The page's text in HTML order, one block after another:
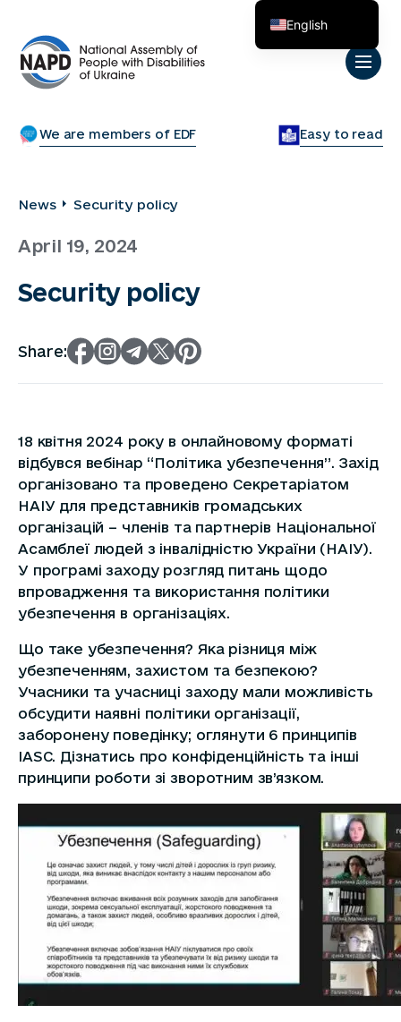
We are members of EDF Easy to read
News Security policy
April 19, 2024
Security policy
Share:
18 квітня 2024 року в онлайновому форматі
відбувся вебінар “Політика убезпечення”. Захід
організовано та проведено Секретаріатом
НАІУ для представників громадських
організацій – членів та партнерів Національної
Асамблеї людей з інвалідністю України (НАІУ).
У програмі заходу розгляд питань щодо
впровадження та використання політики
убезпечення в організаціях.
Що таке убезпечення? Яка різниця між
убезпеченням, захистом та безпекою?
Учасники та учасниці заходу мали можливість
обсудити наявні політики організації,
заборонену поведінку; оглянути 6 принципів
IASC. Дізнатись про конфіденційність та інші
принципи роботи зі зворотним зв’язком.
English
Українська